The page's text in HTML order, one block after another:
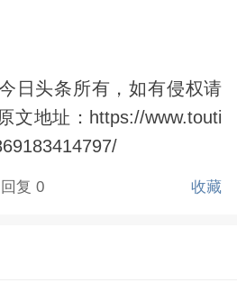
日头条所有，如有侵权请
文地址：https://www.touti
回复 0 收藏